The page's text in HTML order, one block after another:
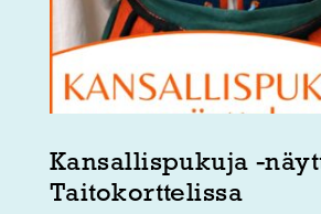
Kansallispukuja -
Taitokorttelissa